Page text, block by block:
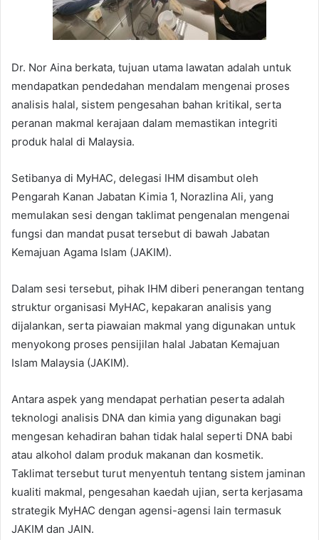
Dr. Nor Aina berkata, tujuan utama lawatan adalah untuk
mendapatkan pendedahan mendalam mengenai proses
analisis halal, sistem pengesahan bahan kritikal, serta
peranan makmal kerajaan dalam memastikan integriti
produk halal di Malaysia.
Setibanya di MyHAC, delegasi IHM disambut oleh
Pengarah Kanan Jabatan Kimia 1, Norazlina Ali, yang
memulakan sesi dengan taklimat pengenalan mengenai
fungsi dan mandat pusat tersebut di bawah Jabatan
Kemajuan Agama Islam (JAKIM).
Dalam sesi tersebut, pihak IHM diberi penerangan tentang
struktur organisasi MyHAC, kepakaran analisis yang
dijalankan, serta piawaian makmal yang digunakan untuk
menyokong proses pensijilan halal Jabatan Kemajuan
Islam Malaysia (JAKIM).
Antara aspek yang mendapat perhatian peserta adalah
teknologi analisis DNA dan kimia yang digunakan bagi
mengesan kehadiran bahan tidak halal seperti DNA babi
atau alkohol dalam produk makanan dan kosmetik.
Taklimat tersebut turut menyentuh tentang sistem jaminan
kualiti makmal, pengesahan kaedah ujian, serta kerjasama
strategik MyHAC dengan agensi-agensi lain termasuk
JAKIM dan JAIN.